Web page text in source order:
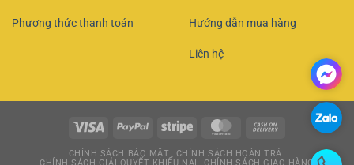
Phương thức thanh toán Hướng dẫn mua hàng
Liên hệ
CHÍNH SÁCH BẢO MẬT
CHÍNH SÁCH HOÀN TRẢ
CHÍNH SÁCH GIẢI QUYẾT KHIẾU NẠI
CHÍNH SÁCH GIAO HÀNG